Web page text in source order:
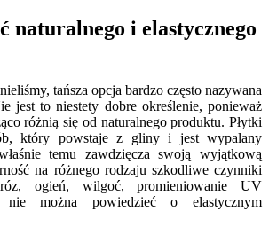
naturalnego i elastycznego
tańsza opcja bardzo często nazywana
jest to niestety dobre określenie, ponieważ
różnią się od naturalnego produktu. Płytki
który powstaje z gliny i jest wypalany
temu zawdzięcza swoją wyjątkową
na różnego rodzaju szkodliwe czynniki
ogień, wilgoć, promieniowanie UV
można powiedzieć o elastycznym